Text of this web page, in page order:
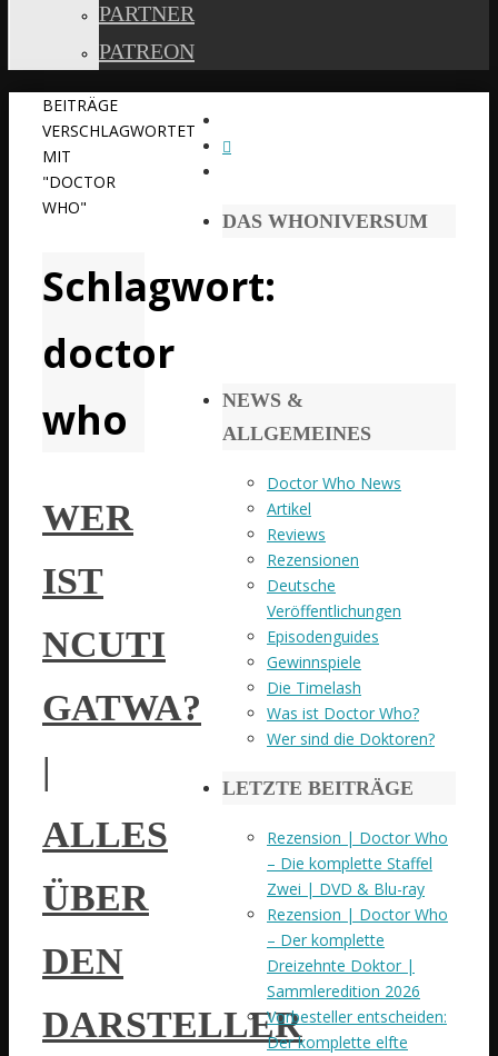
PARTNER
PATREON
START
BEITRÄGE
VERSCHLAGWORTET
MIT
"DOCTOR
WHO"
Schlagwort:
doctor
who
WER
IST
NCUTI
GATWA?
|
ALLES
ÜBER
DEN
DARSTELLER
DAS WHONIVERSUM
NEWS &
ALLGEMEINES
Doctor Who News
Artikel
Reviews
Rezensionen
Deutsche
Veröffentlichungen
Episodenguides
Gewinnspiele
Die Timelash
Was ist Doctor Who?
Wer sind die Doktoren?
LETZTE BEITRÄGE
Rezension | Doctor Who
– Die komplette Staffel
Zwei | DVD & Blu-ray
Rezension | Doctor Who
– Der komplette
Dreizehnte Doktor |
Sammleredition 2026
Vorbesteller entscheiden:
Der komplette elfte